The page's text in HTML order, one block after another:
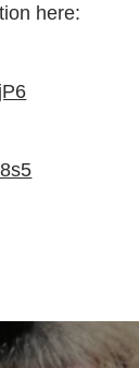
here: